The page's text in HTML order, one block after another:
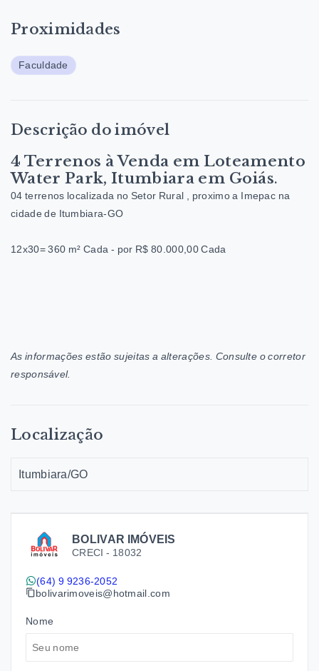
BOLIVAR IMÓVEIS
CRECI - 18032
(64) 9 9236-2052
bolivarimoveis@hotmail.com
Nome
Proximidades
Faculdade
Descrição do imóvel
4 Terrenos à Venda em Loteamento
Water Park, Itumbiara em Goiás.
04 terrenos localizada no Setor Rural , proximo a Imepac na
cidade de Itumbiara-GO
12x30= 360 m² Cada - por R$ 80.000,00 Cada
As informações estão sujeitas a alterações. Consulte o corretor
responsável.
Localização
Itumbiara/GO